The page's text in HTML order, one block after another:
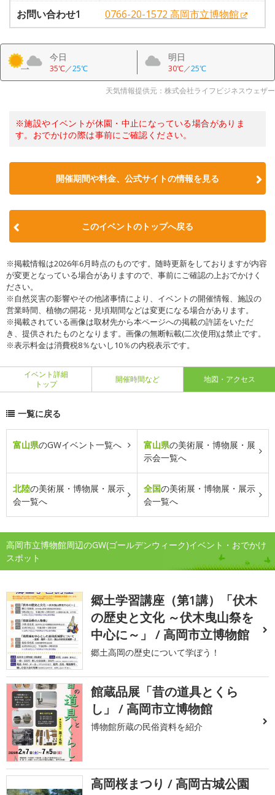
お問い合わせ1
0766-20-1572 高岡市立博物館
今日
35℃／25℃
明日
30℃／25℃
天気情報提供元：株式会社ライフビジネスウェザー
※施設やイベントが休園・中止になっている場合がありま
す。おでかけの際は事前にご確認ください。
開催期間や料金、公式サイトの情報を見る
このイベントのトップへ戻る
※掲載情報は2026年6月時点のものです。随時更新をしておりますが内容
が変更となっている場合がありますので、事前にご確認の上おでかけく
ださい。
※自然災害の影響やその他諸事情により、イベントの開催情報、施設の
営業時間、植物の開花・見頃期間などは変更になる場合があります。
※掲載されている画像は取材先から本ページへの掲載の許諾をいただ
き、提供されたものとなります。画像の無断転載(二次使用)は禁止です。
※表示料金は消費税8％ないし10％の内税表示です。
イベント詳細
トップ
開催時間など 地図・アクセス
一覧に戻る
富山県のGWイベント一覧へ 富山県の美術展・博物展・展
示会一覧へ
北陸の美術展・博物展・展示
会一覧へ
全国の美術展・博物展・展示
会一覧へ
高岡市立博物館周辺のGW(ゴールデンウィーク)イベント・おでかけ
スポット
郷土学習講座（第1講）「伏木
の歴史と文化 ～伏木曳山祭を
中心に～」 / 高岡市立博物館
郷土高岡の歴史について学ぼう！
館蔵品展「昔の道具とくら
し」 / 高岡市立博物館
博物館所蔵の民俗資料を紹介
高岡桜まつり / 高岡古城公園